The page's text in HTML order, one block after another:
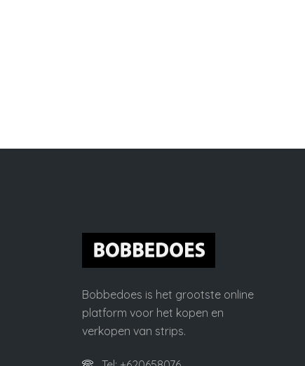
Bobbedoes is het grootste online
platform voor het kopen en
verkopen van strips.